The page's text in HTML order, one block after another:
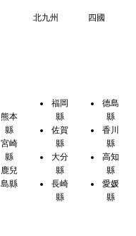
北九州 四國
熊本
縣
宮崎
縣
鹿兒
島縣
福岡
縣
佐賀
縣
大分
縣
長崎
縣
德島
縣
香川
縣
高知
縣
愛媛
縣